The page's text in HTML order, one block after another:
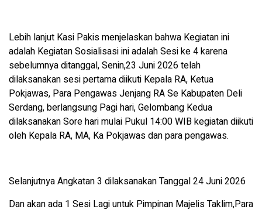
Lebih lanjut Kasi Pakis menjelaskan bahwa Kegiatan ini
adalah Kegiatan Sosialisasi ini adalah Sesi ke 4 karena
sebelumnya ditanggal, Senin,23 Juni 2026 telah
dilaksanakan sesi pertama diikuti Kepala RA, Ketua
Pokjawas, Para Pengawas Jenjang RA Se Kabupaten Deli
Serdang, berlangsung Pagi hari, Gelombang Kedua
dilaksanakan Sore hari mulai Pukul 14:00 WIB kegiatan diikuti
oleh Kepala RA, MA, Ka Pokjawas dan para pengawas.
Selanjutnya Angkatan 3 dilaksanakan Tanggal 24 Juni 2026
Dan akan ada 1 Sesi Lagi untuk Pimpinan Majelis Taklim,Para